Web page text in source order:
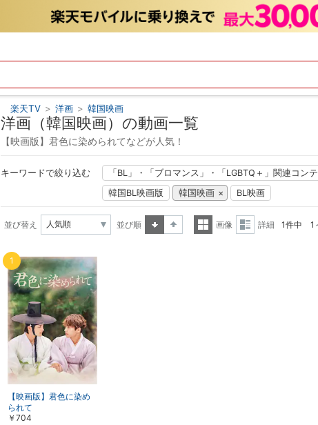
楽天TV > 洋画 > 韓国映画
洋画（韓国映画）の動画一覧
【映画版】君色に染められてなどが人気！
キーワードで絞り込む 「BL」・「ブロマンス」・「LGBTQ＋」関連コン
韓国BL映画版
韓国映画 BL映画
並び替え
並び順
画像
詳細 1件中 1
【映画版】君色に染め
られて
￥704
1